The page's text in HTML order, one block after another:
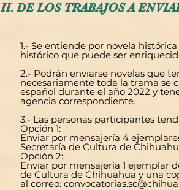
II. DE LOS TRABAJOS A
1.- Se entiende por novela
histórico que puede ser
2.- Podrán enviarse novelas que
necesariamente toda la trama se
español durante el año 2022 y
agencia correspondiente.
3.- Las personas participantes
Opción 1:
Enviar por mensajería 4
Secretaría de Cultura de
Opción 2:
Enviar por mensajería 1 ejemplar
de Cultura de Chihuahua y una
al correo: